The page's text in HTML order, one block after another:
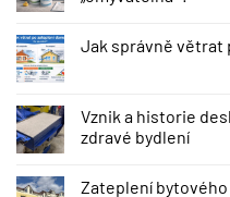
Jak správně větrat
Vznik a historie
zdravé bydlení
Zateplení bytového